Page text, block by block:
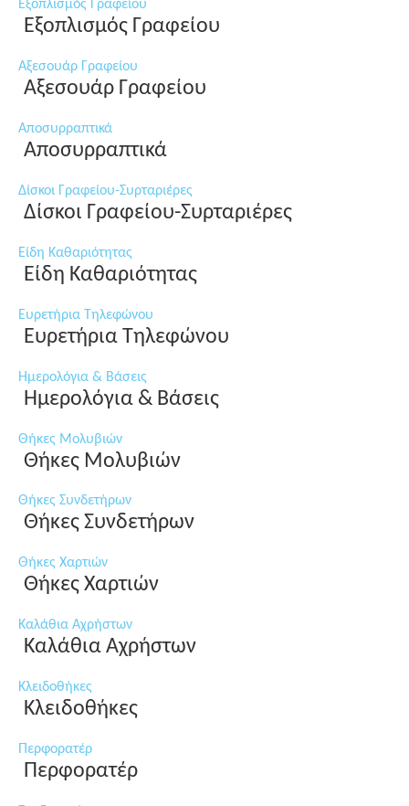
Εξοπλισμός Γραφείου
Εξοπλισμός Γραφείου
Αξεσουάρ Γραφείου
Αξεσουάρ Γραφείου
Αποσυρραπτικά
Αποσυρραπτικά
Δίσκοι Γραφείου-Συρταριέρες
Δίσκοι Γραφείου-Συρταριέρες
Είδη Καθαριότητας
Είδη Καθαριότητας
Ευρετήρια Τηλεφώνου
Ευρετήρια Τηλεφώνου
Ημερολόγια & Βάσεις
Ημερολόγια & Βάσεις
Θήκες Μολυβιών
Θήκες Μολυβιών
Θήκες Συνδετήρων
Θήκες Συνδετήρων
Θήκες Χαρτιών
Θήκες Χαρτιών
Καλάθια Αχρήστων
Καλάθια Αχρήστων
Κλειδοθήκες
Κλειδοθήκες
Περφορατέρ
Περφορατέρ